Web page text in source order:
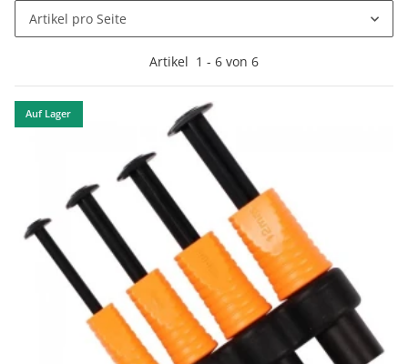
Artikel pro Seite
Artikel 1 - 6 von 6
Auf Lager